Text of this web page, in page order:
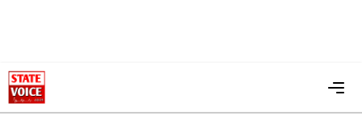
Skip
to
content